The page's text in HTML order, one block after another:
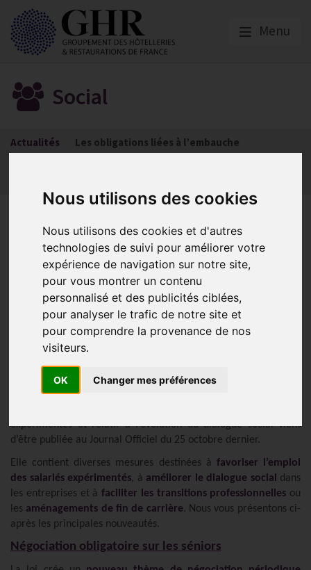
Nous utilisons des cookies
Nous utilisons des cookies et d'autres
technologies de suivi pour améliorer votre
expérience de navigation sur notre site,
pour vous montrer un contenu
personnalisé et des publicités ciblées,
pour analyser le trafic de notre site et
pour comprendre la provenance de nos
visiteurs.
OK Changer mes préférences
Menu
Social
Actualités
Les obligations liées à l’embauche
Publication de la loi en faveur
de l’emploi des salariés
expérimentés et à l’évolution
du dialogue social
Actualités
04/11/2025
La loi portant transposition des accords nationaux
expérimentés et relatif à l’évolution du dialogue social vient
d’être publiée au Journal Officiel du 25 octobre dernier.
Elle contient diverses mesures destinées à favoriser l’emploi
des salariés expérimentés, à améliorer le dialogue social
dans
les entreprises et à faciliter les transitions professionnelles ou
les aménagements de fin de carrière. Nous vous présentons ci-
après les principales nouveautés.
Négociation obligatoire sur les séniors